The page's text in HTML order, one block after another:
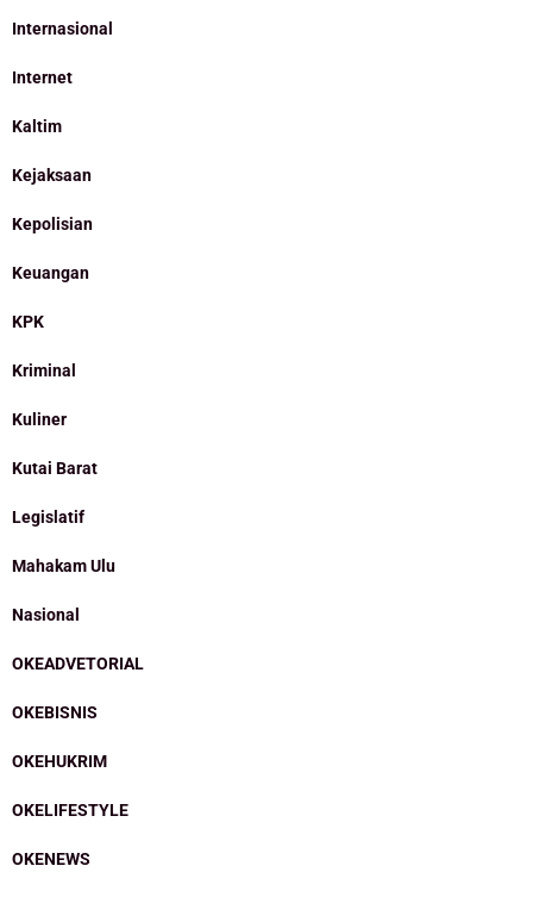
Internasional
Internet
Kaltim
Kejaksaan
Kepolisian
Keuangan
KPK
Kriminal
Kuliner
Kutai Barat
Legislatif
Mahakam Ulu
Nasional
OKEADVETORIAL
OKEBISNIS
OKEHUKRIM
OKELIFESTYLE
OKENEWS